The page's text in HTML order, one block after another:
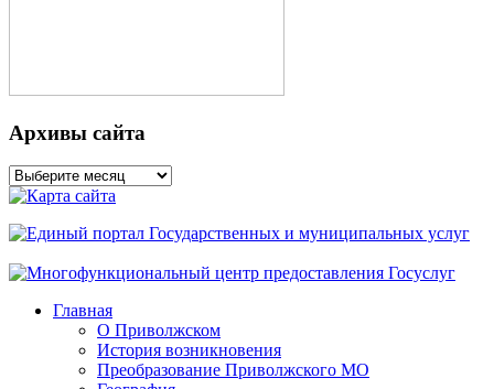
Архивы сайта
Архивы
сайта
Главная
О Приволжском
История возникновения
Преобразование Приволжского МО